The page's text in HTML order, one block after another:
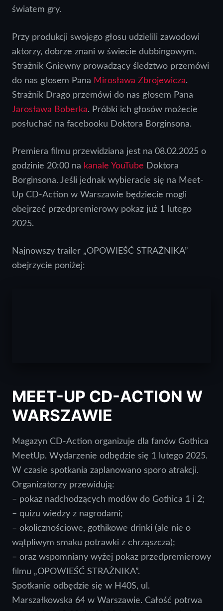
światem gry.
Przy produkcji swojego głosu udzielili zawodowi
aktorzy, dobrze znani w świecie dubbingowym.
Strażnik Gniewny prowadzący śledztwo przemówi
do nas głosem Pana Mirosława Zbrojewicza.
Strażnik Drago przemówi do nas głosem Pana
Jarosława Boberka. Próbki ich głosów możecie
posłuchać na facebooku Doktora Borginsona.
Premiera filmu przewidziana jest na 08.02.2025 o
godzinie 20:00 na kanale YouTube Doktora
Borginsona. Jeśli jednak wybieracie się na Meet-
Up CD-Action w Warszawie będziecie mogli
obejrzeć przedpremierowy pokaz już 1 lutego
2025.
Najnowszy trailer „OPOWIEŚĆ STRAŻNIKA”
obejrzycie poniżej:
MEET-UP CD-ACTION W
WARSZAWIE
Magazyn CD-Action organizuje dla fanów Gothica
MeetUp. Wydarzenie odbędzie się 1 lutego 2025.
W czasie spotkania zaplanowano sporo atrakcji.
Organizatorzy przewidują:
– pokaz nadchodzących modów do Gothica 1 i 2;
– quizu wiedzy z nagrodami;
– okolicznościowe, gothikowe drinki (ale nie o
wątpliwym smaku potrawki z chrząszcza);
– oraz wspomniany wyżej pokaz przedpremierowy
filmu „OPOWIEŚĆ STRAŻNIKA”.
Spotkanie odbędzie się w H40S, ul.
Marszałkowska 64 w Warszawie. Całość potrwa